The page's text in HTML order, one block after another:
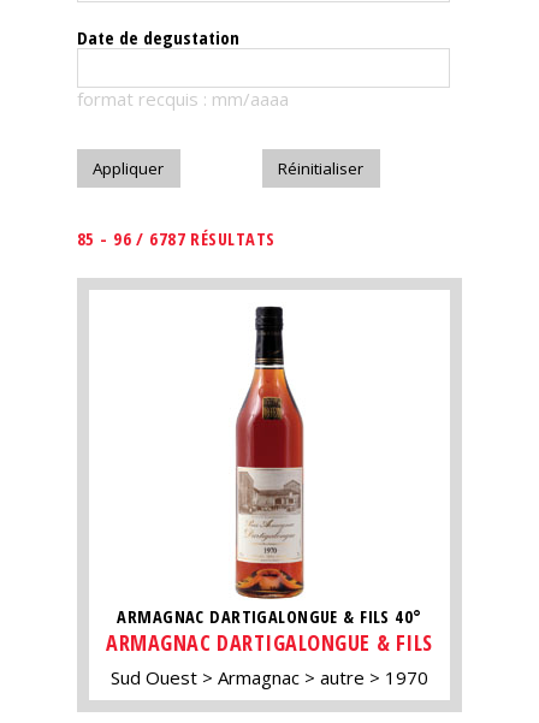
Le
magazine
Télécharger
Date de degustation
format recquis : mm/aaaa
85 - 96 / 6787 RÉSULTATS
ARMAGNAC DARTIGALONGUE & FILS 40°
ARMAGNAC DARTIGALONGUE & FILS
Sud Ouest Armagnac autre 1970